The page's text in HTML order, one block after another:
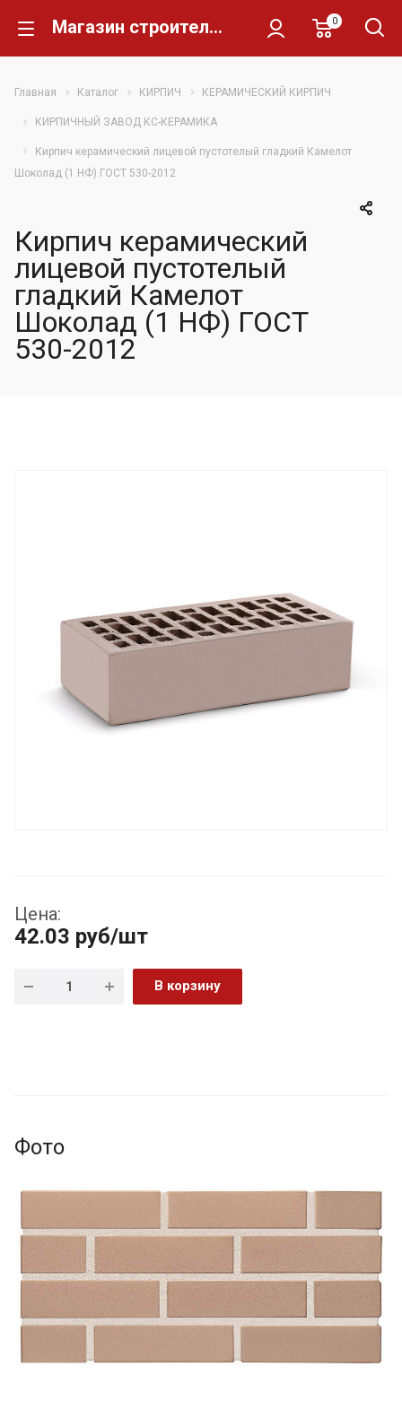
Магазин строительных материалов Склад Кирпича 0
Главная Каталог КИРПИЧ КЕРАМИЧЕСКИЙ КИРПИЧ
КИРПИЧНЫЙ ЗАВОД КС-КЕРАМИКА
Кирпич керамический лицевой пустотелый гладкий Камелот
Шоколад (1 НФ) ГОСТ 530-2012
Кирпич керамический
лицевой пустотелый
гладкий Камелот
Шоколад (1 НФ) ГОСТ
530-2012
Цена:
42.03 руб/шт
В корзину
Фото